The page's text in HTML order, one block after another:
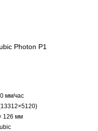
Photon P1
мм/час
126 мм